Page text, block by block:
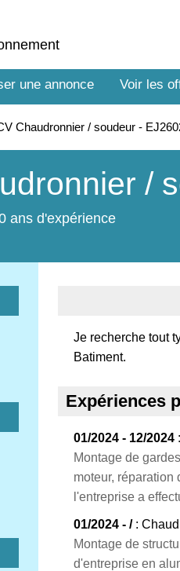
une annonce Voir les
Chaudronnier / soudeur -
/
ans d'expérience
Je recherche tout
Batiment.
Expériences
01/2024 - 12/2024
Montage de
moteur, réparation
l'entreprise a
01/2024 - /:
Montage de
d'entreprise en